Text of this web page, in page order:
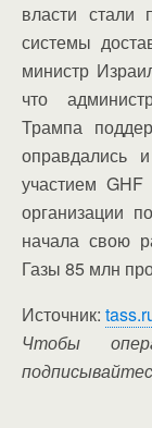
власти стали
системы
министр
что
Трампа
оправдались
участием GHF
организации
начала свою
Газы 85 млн
Источник:
Чтобы